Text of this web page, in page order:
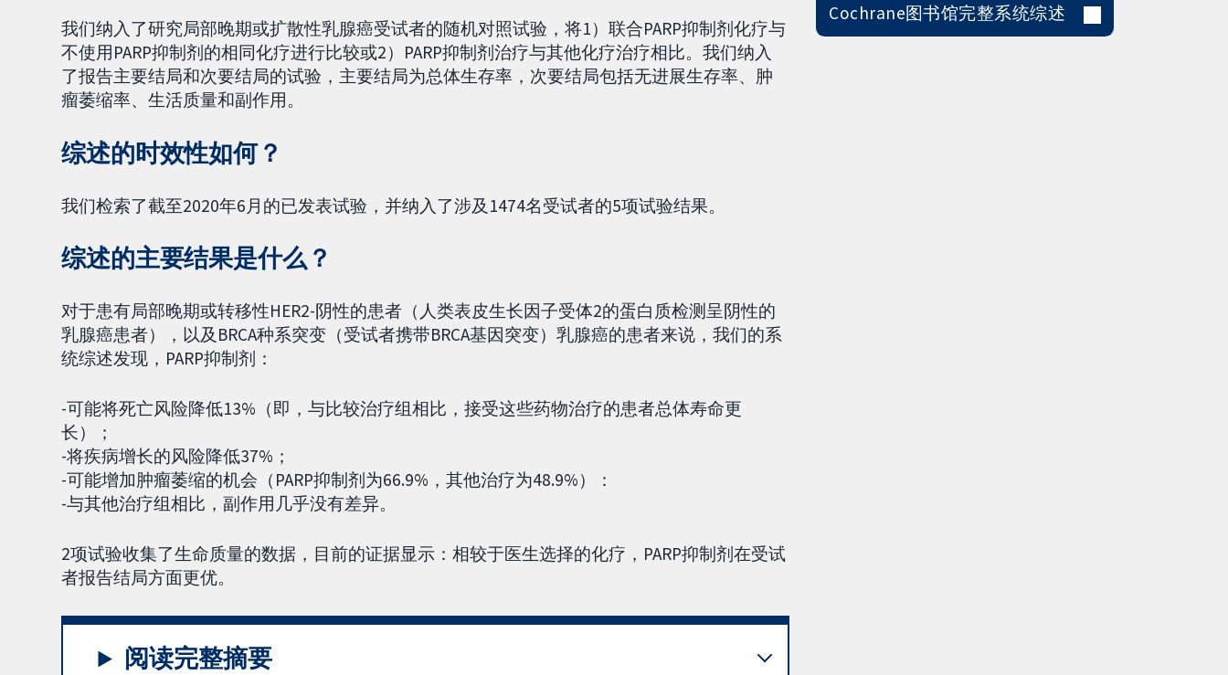
我们纳入了研究局部晚期或扩散性乳腺癌受试者的随机对照试验，将1）联合PARP抑制剂化疗与
不使用PARP抑制剂的相同化疗进行比较或2）PARP抑制剂治疗与其他化疗治疗相比。我们纳入
了报告主要结局和次要结局的试验，主要结局为总体生存率，次要结局包括无进展生存率、肿
瘤萎缩率、生活质量和副作用。
综述的时效性如何？
我们检索了截至2020年6月的已发表试验，并纳入了涉及1474名受试者的5项试验结果。
综述的主要结果是什么？
对于患有局部晚期或转移性HER2-阴性的患者（人类表皮生长因子受体2的蛋白质检测呈阴性的
乳腺癌患者），以及BRCA种系突变（受试者携带BRCA基因突变）乳腺癌的患者来说，我们的系
统综述发现，PARP抑制剂：
-可能将死亡风险降低13%（即，与比较治疗组相比，接受这些药物治疗的患者总体寿命更
长）；
-将疾病增长的风险降低37%；
-可能增加肿瘤萎缩的机会（PARP抑制剂为66.9%，其他治疗为48.9%）：
-与其他治疗组相比，副作用几乎没有差异。
2项试验收集了生命质量的数据，目前的证据显示：相较于医生选择的化疗，PARP抑制剂在受试
者报告结局方面更优。
阅读完整摘要
Cochrane图书馆完整系统综述